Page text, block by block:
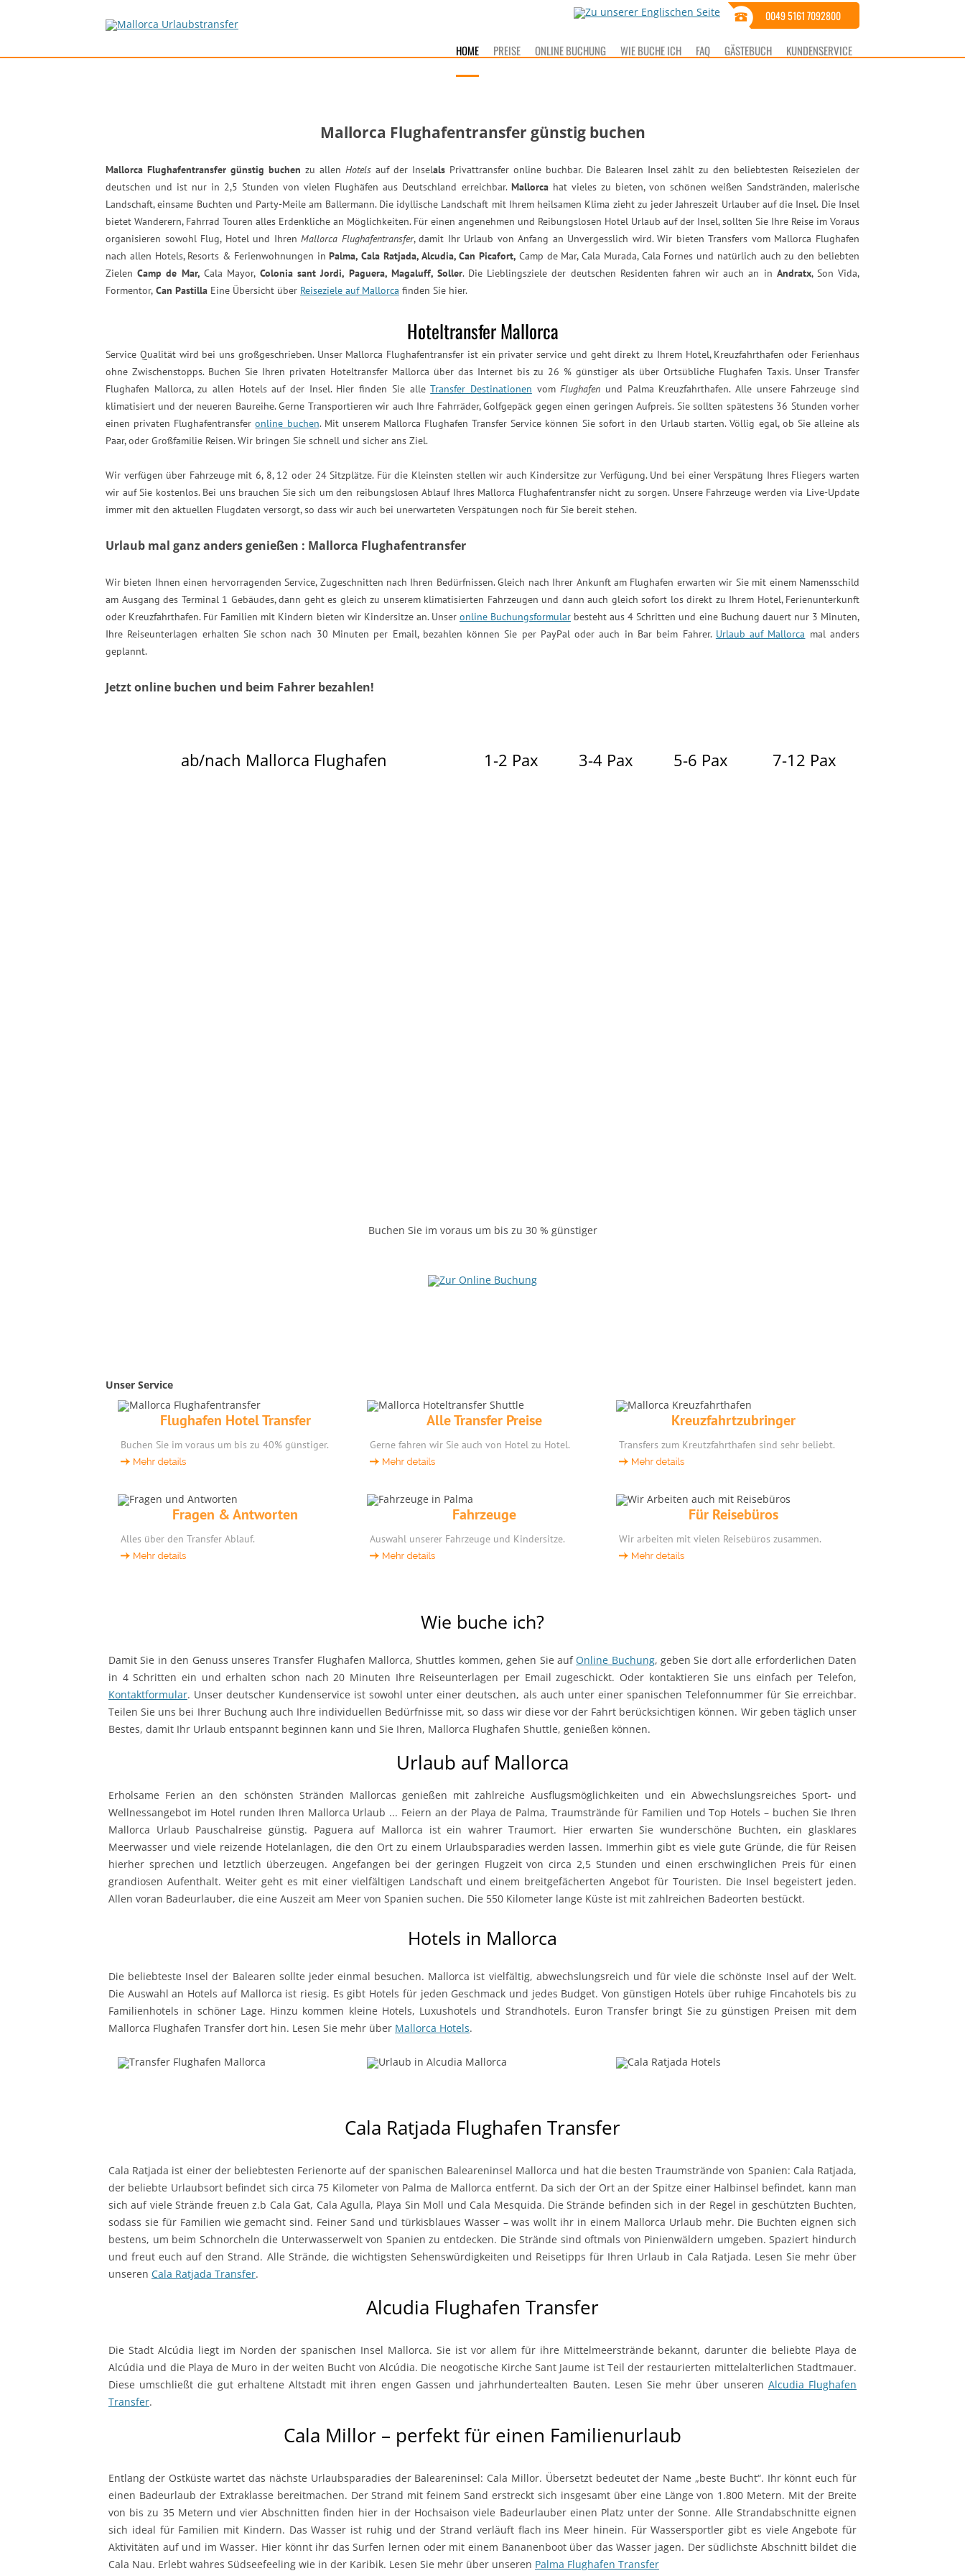
0049 5161 7092800
HOME PREISE ONLINE BUCHUNG WIE BUCHE ICH FAQ GÄSTEBUCH KUNDENSERVICE
Mallorca Flughafentransfer günstig buchen
Mallorca Flughafentransfer günstig buchen zu allen Hotels auf der Inselals Privattransfer online buchbar. Die Balearen Insel zählt zu den beliebtesten Reisezielen der
deutschen und ist nur in 2,5 Stunden von vielen Flughäfen aus Deutschland erreichbar. Mallorcahat vieles zu bieten, von schönen weißen Sandstränden, malerische
Landschaft, einsame Buchten und Party-Meile am Ballermann. Die idyllische Landschaft mit Ihrem heilsamen Klima zieht zu jeder Jahreszeit Urlauber auf die Insel. Die Insel
bietet Wanderern, Fahrrad Touren alles Erdenkliche an Möglichkeiten. Für einen angenehmen und Reibungslosen Hotel Urlaub auf der Insel, sollten Sie Ihre Reise im Voraus
organisieren sowohl Flug, Hotel und IhrenMallorca Flughafentransfer, damit Ihr Urlaub von Anfang an Unvergesslich wird. Wir bieten Transfers vom Mallorca Flughafen
nach allen Hotels, Resorts & Ferienwohnungen inPalma, Cala Ratjada, Alcudia, Can Picafort, Camp de Mar, Cala Murada, Cala Fornes und natürlich auch zu den beliebten
ZielenCamp de Mar, Cala Mayor,Colonia sant Jordi, Paguera, Magaluff, Soller. Die Lieblingsziele der deutschen Residenten fahren wir auch an in Andratx, Son Vida,
Formentor, Can Pastilla Eine Übersicht über Reiseziele auf Mallorca finden Sie hier.
Hoteltransfer Mallorca
Service Qualität wird bei uns großgeschrieben. Unser Mallorca Flughafentransfer ist ein privater service und geht direkt zu Ihrem Hotel, Kreuzfahrthafen oder Ferienhaus
ohne Zwischenstopps. Buchen Sie Ihren privaten Hoteltransfer Mallorca über das Internet bis zu 26 % günstiger als über Ortsübliche Flughafen Taxis. Unser Transfer
Flughafen Mallorca, zu allen Hotels auf der Insel. Hier finden Sie alleTransfer Destinationen vomFlughafen und Palma Kreuzfahrthafen. Alle unsere Fahrzeuge sind
klimatisiert und der neueren Baureihe. Gerne Transportieren wir auch Ihre Fahrräder, Golfgepäck gegen einen geringen Aufpreis. Sie sollten spätestens 36 Stunden vorher
einen privaten Flughafentransferonline buchen. Mit unserem Mallorca Flughafen Transfer Service können Sie sofort in den Urlaub starten. Völlig egal, ob Sie alleine als
Paar, oder Großfamilie Reisen. Wir bringen Sie schnell und sicher ans Ziel.
Wir verfügen über Fahrzeuge mit 6, 8, 12 oder 24 Sitzplätze. Für die Kleinsten stellen wir auch Kindersitze zur Verfügung. Und bei einer Verspätung Ihres Fliegers warten
wir auf Sie kostenlos. Bei uns brauchen Sie sich um den reibungslosen Ablauf Ihres Mallorca Flughafentransfer nicht zu sorgen. Unsere Fahrzeuge werden via Live-Update
immer mit den aktuellen Flugdaten versorgt, so dass wir auch bei unerwarteten Verspätungen noch für Sie bereit stehen.
Urlaub mal ganz anders genießen : Mallorca Flughafentransfer
Wir bieten Ihnen einen hervorragenden Service, Zugeschnitten nach Ihren Bedürfnissen. Gleich nach Ihrer Ankunft am Flughafen erwarten wir Sie mit einem Namensschild
am Ausgang des Terminal 1 Gebäudes, dann geht es gleich zu unserem klimatisierten Fahrzeugen und dann auch gleich sofort los direkt zu Ihrem Hotel, Ferienunterkunft
oder Kreuzfahrthafen. Für Familien mit Kindern bieten wir Kindersitze an. Unser online Buchungsformular besteht aus 4 Schritten und eine Buchung dauert nur 3 Minuten,
Ihre Reiseunterlagen erhalten Sie schon nach 30 Minuten per Email, bezahlen können Sie per PayPal oder auch in Bar beim Fahrer. Urlaub auf Mallorca mal anders
geplannt.
Jetzt online buchen und beim Fahrer bezahlen!
ab/nach Mallorca Flughafen 1-2 Pax 3-4 Pax 5-6 Pax 7-12 Pax
Buchen Sie im voraus um bis zu 30 % günstiger
Unser Service
Flughafen Hotel Transfer
Buchen Sie im voraus um bis zu 40% günstiger.
Alle Transfer Preise
Gerne fahren wir Sie auch von Hotel zu Hotel.
Kreuzfahrtzubringer
Transfers zum Kreutzfahrthafen sind sehr beliebt.
Fragen & Antworten
Alles über den Transfer Ablauf.
Fahrzeuge
Auswahl unserer Fahrzeuge und Kindersitze.
Für Reisebüros
Wir arbeiten mit vielen Reisebüros zusammen.
Wie buche ich?
Damit Sie in den Genuss unseres Transfer Flughafen Mallorca, Shuttles kommen, gehen Sie aufOnline Buchung, geben Sie dort alle erforderlichen Daten
in 4 Schritten ein und erhalten schon nach 20 Minuten Ihre Reiseunterlagen per Email zugeschickt. Oder kontaktieren Sie uns einfach per Telefon,
Kontaktformular. Unser deutscher Kundenservice ist sowohl unter einer deutschen, als auch unter einer spanischen Telefonnummer für Sie erreichbar.
Teilen Sie uns bei Ihrer Buchung auch Ihre individuellen Bedürfnisse mit, so dass wir diese vor der Fahrt berücksichtigen können. Wir geben täglich unser
Bestes, damit Ihr Urlaub entspannt beginnen kann und Sie Ihren, Mallorca Flughafen Shuttle, genießen können.
Urlaub auf Mallorca
Erholsame Ferien an den schönsten Stränden Mallorcas genießen mit zahlreiche Ausflugsmöglichkeiten und ein Abwechslungsreiches Sport- und
Wellnessangebot im Hotel runden Ihren Mallorca Urlaub ... Feiern an der Playa de Palma, Traumstrände für Familien und Top Hotels – buchen Sie Ihren
Mallorca Urlaub Pauschalreise günstig. Paguera auf Mallorca ist ein wahrer Traumort. Hier erwarten Sie wunderschöne Buchten, ein glasklares
Meerwasser und viele reizende Hotelanlagen, die den Ort zu einem Urlaubsparadies werden lassen. Immerhin gibt es viele gute Gründe, die für Reisen
hierher sprechen und letztlich überzeugen. Angefangen bei der geringen Flugzeit von circa 2,5 Stunden und einen erschwinglichen Preis für einen
grandiosen Aufenthalt. Weiter geht es mit einer vielfältigen Landschaft und einem breitgefächerten Angebot für Touristen. Die Insel begeistert jeden.
Allen voran Badeurlauber, die eine Auszeit am Meer von Spanien suchen. Die 550 Kilometer lange Küste ist mit zahlreichen Badeorten bestückt.
Hotels in Mallorca
Die beliebteste Insel der Balearen sollte jeder einmal besuchen. Mallorca ist vielfältig, abwechslungsreich und für viele die schönste Insel auf der Welt.
Die Auswahl an Hotels auf Mallorca ist riesig. Es gibt Hotels für jeden Geschmack und jedes Budget. Von günstigen Hotels über ruhige Fincahotels bis zu
Familienhotels in schöner Lage. Hinzu kommen kleine Hotels, Luxushotels und Strandhotels. Euron Transfer bringt Sie zu günstigen Preisen mit dem
Mallorca Flughafen Transfer dort hin. Lesen Sie mehr über Mallorca Hotels.
Cala Ratjada Flughafen Transfer
Cala Ratjada ist einer der beliebtesten Ferienorte auf der spanischen Baleareninsel Mallorca und hat die besten Traumstrände von Spanien: Cala Ratjada,
der beliebte Urlaubsort befindet sich circa 75 Kilometer von Palma de Mallorca entfernt. Da sich der Ort an der Spitze einer Halbinsel befindet, kann man
sich auf viele Strände freuen z.b Cala Gat, Cala Agulla, Playa Sin Moll und Cala Mesquida. Die Strände befinden sich in der Regel in geschützten Buchten,
sodass sie für Familien wie gemacht sind. Feiner Sand und türkisblaues Wasser – was wollt ihr in einem Mallorca Urlaub mehr. Die Buchten eignen sich
bestens, um beim Schnorcheln die Unterwasserwelt von Spanien zu entdecken. Die Strände sind oftmals von Pinienwäldern umgeben. Spaziert hindurch
und freut euch auf den Strand. Alle Strände, die wichtigsten Sehenswürdigkeiten und Reisetipps für Ihren Urlaub in Cala Ratjada. Lesen Sie mehr über
unseren Cala Ratjada Transfer.
Alcudia Flughafen Transfer
Die Stadt Alcúdia liegt im Norden der spanischen Insel Mallorca. Sie ist vor allem für ihre Mittelmeerstrände bekannt, darunter die beliebte Playa de
Alcúdia und die Playa de Muro in der weiten Bucht von Alcúdia. Die neogotische Kirche Sant Jaume ist Teil der restaurierten mittelalterlichen Stadtmauer.
Diese umschließt die gut erhaltene Altstadt mit ihren engen Gassen und jahrhundertealten Bauten. Lesen Sie mehr über unseren Alcudia Flughafen
Transfer.
Cala Millor – perfekt für einen Familienurlaub
Entlang der Ostküste wartet das nächste Urlaubsparadies der Baleareninsel: Cala Millor. Übersetzt bedeutet der Name „beste Bucht“. Ihr könnt euch für
einen Badeurlaub der Extraklasse bereitmachen. Der Strand mit feinem Sand erstreckt sich insgesamt über eine Länge von 1.800 Metern. Mit der Breite
von bis zu 35 Metern und vier Abschnitten finden hier in der Hochsaison viele Badeurlauber einen Platz unter der Sonne. Alle Strandabschnitte eignen
sich ideal für Familien mit Kindern. Das Wasser ist ruhig und der Strand verläuft flach ins Meer hinein. Für Wassersportler gibt es viele Angebote für
Aktivitäten auf und im Wasser. Hier könnt ihr das Surfen lernen oder mit einem Bananenboot über das Wasser jagen. Der südlichste Abschnitt bildet die
Cala Nau. Erlebt wahres Südseefeeling wie in der Karibik. Lesen Sie mehr über unseren Palma Flughafen Transfer